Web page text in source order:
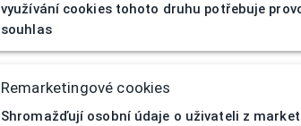
využívání cookies tohoto druhu potřebuje
souhlas
Remarketingové cookies
Shromažďují osobní údaje o uživateli z